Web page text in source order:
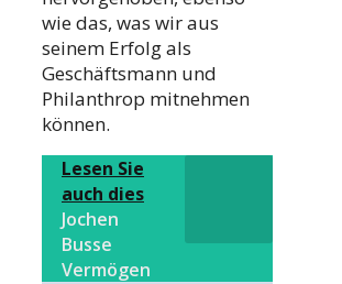
wie das, was wir aus
seinem Erfolg als
Geschäftsmann und
Philanthrop mitnehmen
können.
Lesen Sie
auch dies
Jochen
Busse
Vermögen